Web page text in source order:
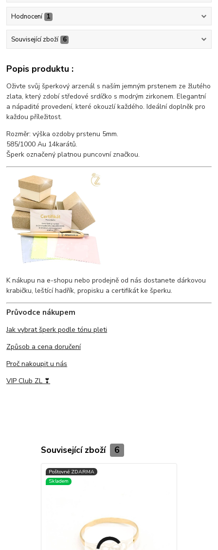
Hodnocení 1
Související zboží 6
Popis produktu :
Oživte svůj šperkový arzenál s naším jemným prstenem ze žlutého
zlata, který zdobí středové srdíčko s modrým zirkonem. Elegantní
a nápadité provedení, které okouzlí každého. Ideální doplněk pro
každou příležitost.
Rozměr: výška ozdoby prstenu 5mm.
585/1000 Au 14karátů.
Šperk označený platnou puncovní značkou.
K nákupu na e-shopu nebo prodejně od nás dostanete dárkovou
krabičku, leštící hadřík, propisku a certifikát ke šperku.
Průvodce nákupem
Jak vybrat šperk podle tónu pleti
Způsob a cena doručení
Proč nakoupit u nás
VIP Club ZL ❣
Související zboží 6